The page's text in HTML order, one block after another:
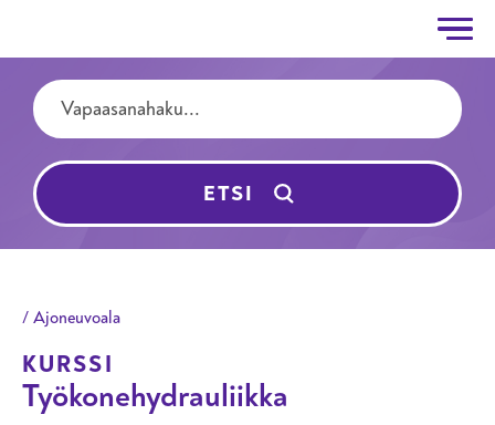
Hyppää pääsisältöön
Ajoneuvoala
Hakutermit
ETSI
Työkonehydrauliikka
KURSSI